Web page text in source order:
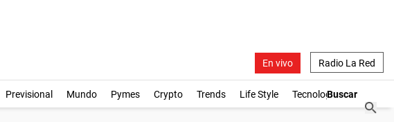
En vivo Radio La Red
Previsional Mundo Pymes Crypto Trends Life Style Tecnología